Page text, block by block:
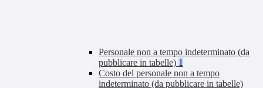
Personale non a tempo indeterminato (da
pubblicare in tabelle) 1
Costo del personale non a tempo
indeterminato (da pubblicare in tabelle)